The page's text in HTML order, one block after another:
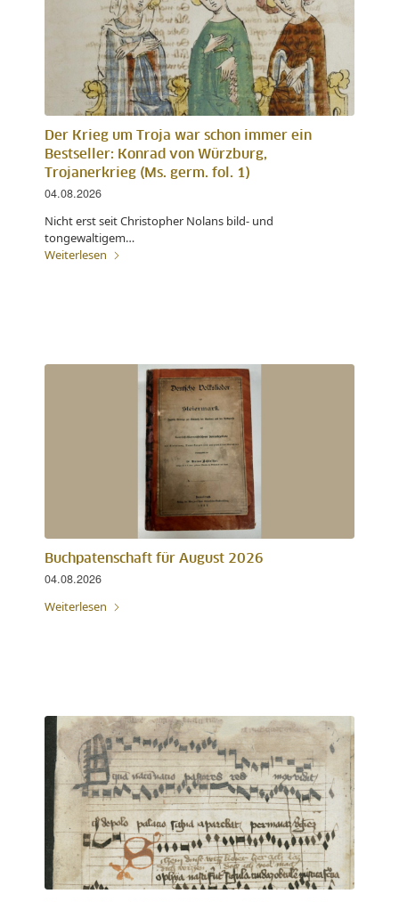
Der Krieg um Troja war schon immer ein
Bestseller: Konrad von Würzburg,
Trojanerkrieg (Ms. germ. fol. 1)
04.08.2026
Nicht erst seit Christopher Nolans bild- und
tongewaltigem…
Weiterlesen
Buchpatenschaft für August 2026
04.08.2026
Weiterlesen